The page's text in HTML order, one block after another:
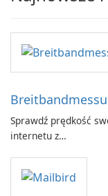
Sprawdź prędkość
internetu z
GmbH!